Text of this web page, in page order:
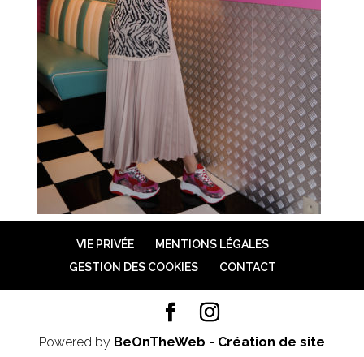
VIE PRIVÉE
MENTIONS LÉGALES
GESTION DES COOKIES
CONTACT
Powered by BeOnTheWeb - Création de site